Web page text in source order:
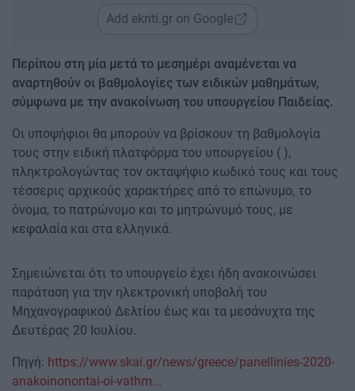
Add ekriti.gr on Google
Περίπου στη μία μετά το μεσημέρι αναμένεται να
αναρτηθούν οι βαθμολογίες των ειδικών μαθημάτων,
σύμφωνα με την ανακοίνωση του υπουργείου Παιδείας.
Οι υποψήφιοι θα μπορούν να βρίσκουν τη βαθμολογία
τους στην ειδική πλατφόρμα του υπουργείου ( ),
πληκτρολογώντας τον οκταψήφιο κωδικό τους και τους
τέσσερις αρχικούς χαρακτήρες από το επώνυμο, το
όνομα, το πατρώνυμο και το μητρώνυμό τους, με
κεφαλαία και στα ελληνικά.
Σημειώνεται ότι το υπουργείο έχει ήδη ανακοινώσει
παράταση για την ηλεκτρονική υποβολή του
Μηχανογραφικού Δελτίου έως και τα μεσάνυχτα της
Δευτέρας 20 Ιουλίου.
Πηγή: https://www.skai.gr/news/greece/panellinies-2020-
anakoinonontai-oi-vathm...